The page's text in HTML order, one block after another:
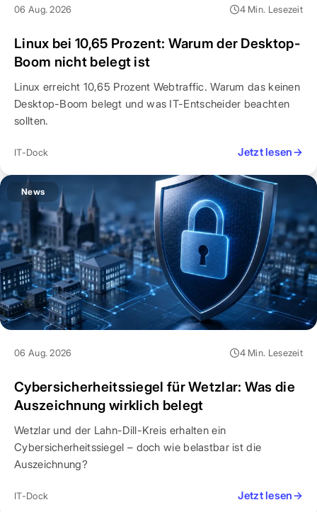
06 Aug. 2026 4 Min. Lesezeit
Linux bei 10,65 Prozent: Warum der Desktop-
Boom nicht belegt ist
Linux erreicht 10,65 Prozent Webtraffic. Warum das keinen
Desktop-Boom belegt und was IT-Entscheider beachten
sollten.
IT-Dock Jetzt lesen→
News
06 Aug. 2026 4 Min. Lesezeit
Cybersicherheitssiegel für Wetzlar: Was die
Auszeichnung wirklich belegt
Wetzlar und der Lahn-Dill-Kreis erhalten ein
Cybersicherheitssiegel – doch wie belastbar ist die
Auszeichnung?
IT-Dock Jetzt lesen→